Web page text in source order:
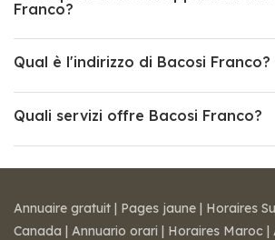
Franco?
Qual è l'indirizzo di Bacosi Franco?
Quali servizi offre Bacosi Franco?
Annuaire gratuit | Pages jaune | Horaires
Canada | Annuario orari | Horaires Maroc |